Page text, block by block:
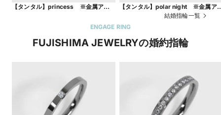
【タンタル】princess ※金属アレル
【タンタル】polar night ※金属ア
結婚指輪一覧
ENGAGE RING
FUJISHIMA JEWELRYの婚約指輪